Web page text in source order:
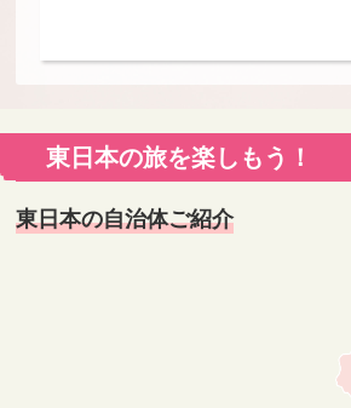
東日本の旅を楽しもう！
東日本の自治体ご紹介